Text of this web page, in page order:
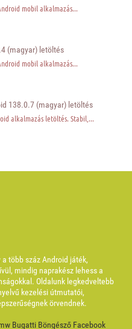
mobil alkalmazás...
(magyar) letöltés
mobil alkalmazás...
138.0.7 (magyar) letöltés
alkalmazás letöltés. Stabil,...
több száz Android játék,
mindig naprakész lehess a
Oldalunk legkedveltebb
kezelési útmutatói,
örvendnek.
Bugatti Böngésző Facebook